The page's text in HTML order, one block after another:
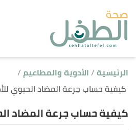
الرئيسية الأدوية والمطاعيم
كيفية حساب جرعة المضاد الحيوي
كيفية حساب جرعة المضاد